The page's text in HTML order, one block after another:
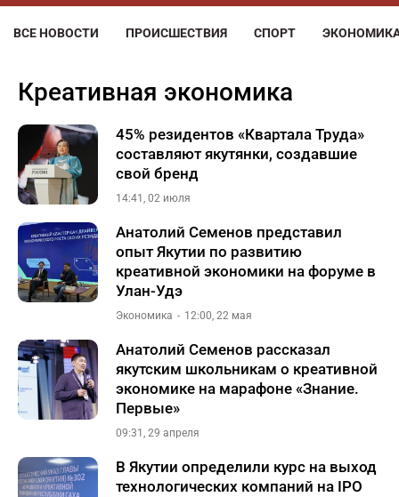
ВСЕ НОВОСТИ ПРОИСШЕСТВИЯ СПОРТ
креативная экономика
45% резидентов «Квартала Труда»
составляют якутянки, создавшие
свой бренд
14:41, 02 июля
Анатолий Семенов представил
опыт Якутии по развитию
креативной экономики на форуме в
Улан-Удэ
Экономика 12:00, 22 мая
Анатолий Семенов рассказал
якутским школьникам о креативной
экономике на марафоне «Знание.
Первые»
09:31, 29 апреля
В Якутии определили курс на выход
технологических компаний на IPO